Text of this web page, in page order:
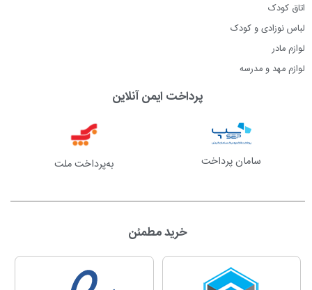
اتاق کودک
لباس نوزادی و کودک
لوازم مادر
لوازم مهد و مدرسه
پرداخت ایمن آنلاین
سامان پرداخت به‌پرداخت ملت
خرید مطمئن